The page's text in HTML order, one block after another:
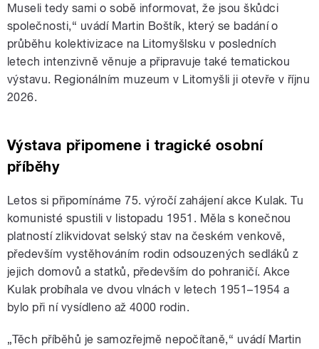
Museli tedy sami o sobě informovat, že jsou škůdci
společnosti,“ uvádí Martin Boštík, který se badání o
průběhu kolektivizace na Litomyšlsku v posledních
letech intenzivně věnuje a připravuje také tematickou
výstavu. Regionálním muzeum v Litomyšli ji otevře v říjnu
2026.
Výstava připomene i tragické osobní
příběhy
Letos si připomínáme 75. výročí zahájení akce Kulak. Tu
komunisté spustili v listopadu 1951. Měla s konečnou
platností zlikvidovat selský stav na českém venkově,
především vystěhováním rodin odsouzených sedláků z
jejich domovů a statků, především do pohraničí. Akce
Kulak probíhala ve dvou vlnách v letech 1951–1954 a
bylo při ní vysídleno až 4000 rodin.
„Těch příběhů je samozřejmě nepočítaně,“ uvádí Martin